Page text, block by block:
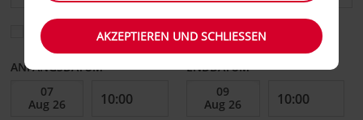
Eine andere Rückgabestation auswählen
ANFANGSDATUM ENDDATUM
AKZEPTIEREN UND SCHLIESSEN